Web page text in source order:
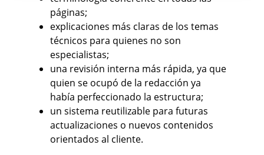
páginas;
explicaciones más claras de los temas
técnicos para quienes no son
especialistas;
una revisión interna más rápida, ya que
quien se ocupó de la redacción ya
había perfeccionado la estructura;
un sistema reutilizable para futuras
actualizaciones o nuevos contenidos
orientados al cliente.